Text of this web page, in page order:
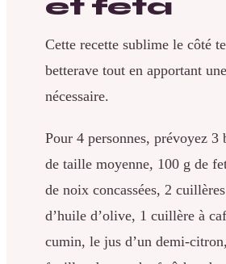
et feta
Cette recette sublime le côté
betterave tout en apportant
nécessaire.
Pour 4 personnes, prévoyez 3
de taille moyenne, 100 g de
de noix concassées, 2
d’huile d’olive, 1 cuillère à
cumin, le jus d’un demi-